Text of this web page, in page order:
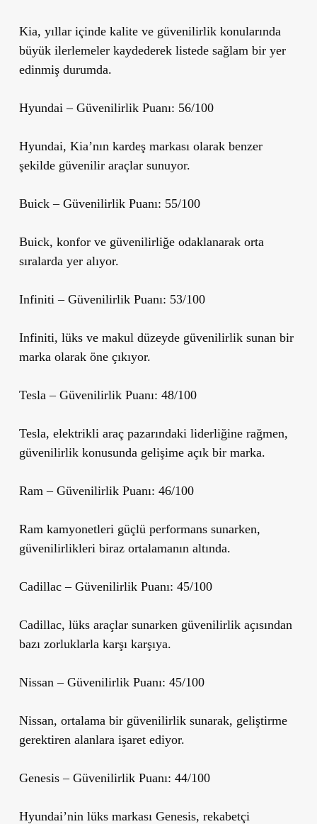
Kia, yıllar içinde kalite ve güvenilirlik konularında
büyük ilerlemeler kaydederek listede sağlam bir yer
edinmiş durumda.
Hyundai – Güvenilirlik Puanı: 56/100
Hyundai, Kia’nın kardeş markası olarak benzer
şekilde güvenilir araçlar sunuyor.
Buick– Güvenilirlik Puanı: 55/100
Buick, konfor ve güvenilirliğe odaklanarak orta
sıralarda yer alıyor.
Infiniti – Güvenilirlik Puanı: 53/100
Infiniti, lüks ve makul düzeyde güvenilirlik sunan bir
marka olarak öne çıkıyor.
Tesla – Güvenilirlik Puanı: 48/100
Tesla, elektrikli araç pazarındaki liderliğine rağmen,
güvenilirlik konusunda gelişime açık bir marka.
Ram – Güvenilirlik Puanı: 46/100
Ram kamyonetleri güçlü performans sunarken,
güvenilirlikleri biraz ortalamanın altında.
Cadillac– Güvenilirlik Puanı: 45/100
Cadillac, lüks araçlar sunarken güvenilirlik açısından
bazı zorluklarla karşı karşıya.
Nissan – Güvenilirlik Puanı: 45/100
Nissan, ortalama bir güvenilirlik sunarak, geliştirme
gerektiren alanlara işaret ediyor.
Genesis– Güvenilirlik Puanı: 44/100
Hyundai’nin lüks markası Genesis, rekabetçi